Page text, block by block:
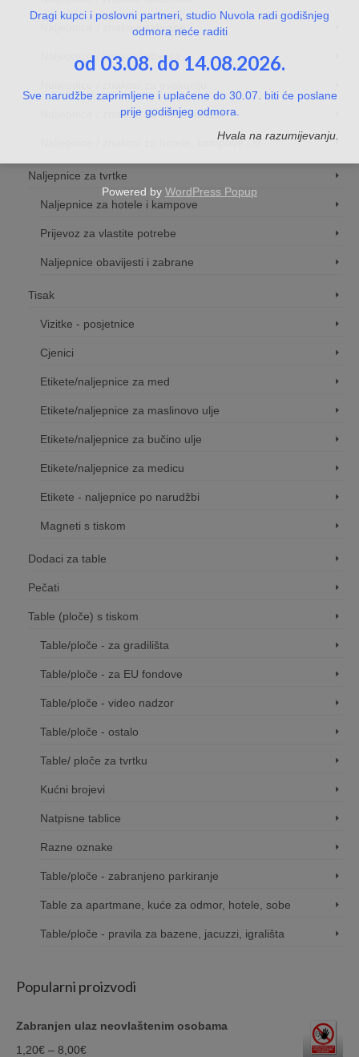
Naljepnice / znakovi zabrane
Naljepnice / znakovi obveza
Naljepnice / znakovi za video nadzor
Naljepnice / znakovi za hotele, kampove i sl.
Naljepnice za tvrtke
Naljepnice za hotele i kampove
Prijevoz za vlastite potrebe
Naljepnice obavijesti i zabrane
Tisak
Vizitke - posjetnice
Cjenici
Etikete/naljepnice za med
Etikete/naljepnice za maslinovo ulje
Etikete/naljepnice za bučino ulje
Etikete/naljepnice za medicu
Etikete - naljepnice po narudžbi
Magneti s tiskom
Dodaci za table
Pečati
Table (ploče) s tiskom
Table/ploče - za gradilišta
Table/ploče - za EU fondove
Table/ploče - video nadzor
Table/ploče - ostalo
Table/ ploče za tvrtku
Kućni brojevi
Natpisne tablice
Razne oznake
Table/ploče - zabranjeno parkiranje
Table za apartmane, kuće za odmor, hotele, sobe
Table/ploče - pravila za bazene, jacuzzi, igrališta
Popularni proizvodi
Zabranjen ulaz neovlaštenim osobama
1,20€ – 8,00€Price
Dragi kupci i poslovni partneri, studio Nuvola radi godišnjeg
odmora neće raditi
od 03.08. do 14.08.2026.
Sve narudžbe zaprimljene i uplaćene do 30.07. biti će poslane
prije godišnjeg odmora.
Hvala na razumijevanju.
Powered by WordPress Popup